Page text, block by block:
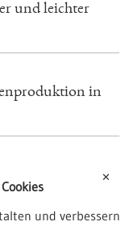
und leichter
in
✕
und verbessern